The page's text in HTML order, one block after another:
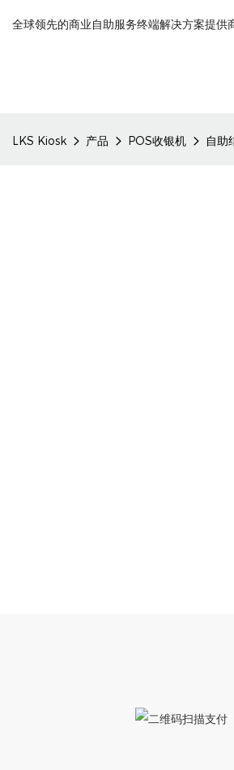
全球领先的商业自助服务终端解决方案提供
LKS Kiosk 产品 POS收银机 自助